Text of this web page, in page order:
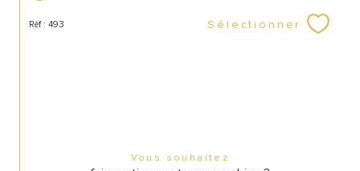
Réf : 493 Sélectionner
Vous souhaitez